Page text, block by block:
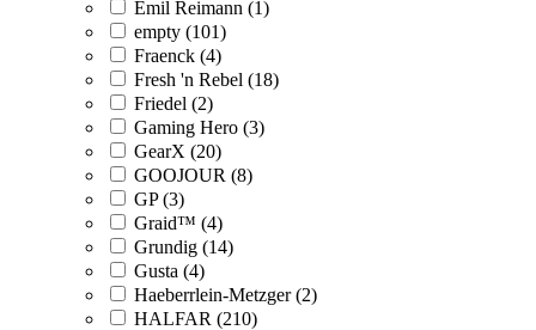
Emil Reimann (1)
empty (101)
Fraenck (4)
Fresh 'n Rebel (18)
Friedel (2)
Gaming Hero (3)
GearX (20)
GOOJOUR (8)
GP (3)
Graid™ (4)
Grundig (14)
Gusta (4)
Haeberrlein-Metzger (2)
HALFAR (210)